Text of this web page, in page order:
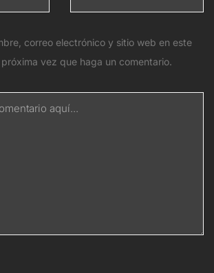
correo electrónico y sitio web en este
vez que haga un comentario.